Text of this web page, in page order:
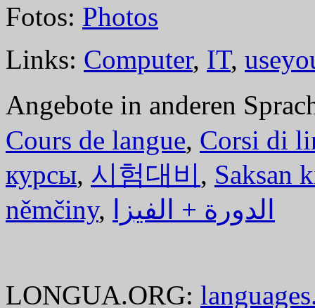
Fotos: Photos
Links: Computer, IT,
Angebote in anderen
Cours de langue, Corsi di
курсы, 시험대비, Saksan
němčiny, الدورة + الفيزا
LONGUA.ORG: